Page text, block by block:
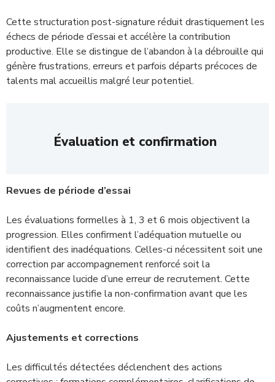
Cette structuration post-signature réduit drastiquement les
échecs de période d’essai et accélère la contribution
productive. Elle se distingue de l’abandon à la débrouille qui
génère frustrations, erreurs et parfois départs précoces de
talents mal accueillis malgré leur potentiel.
Évaluation et confirmation
Revues de période d’essai
Les évaluations formelles à 1, 3 et 6 mois objectivent la
progression. Elles confirment l’adéquation mutuelle ou
identifient des inadéquations. Celles-ci nécessitent soit une
correction par accompagnement renforcé soit la
reconnaissance lucide d’une erreur de recrutement. Cette
reconnaissance justifie la non-confirmation avant que les
coûts n’augmentent encore.
Ajustements et corrections
Les difficultés détectées déclenchent des actions